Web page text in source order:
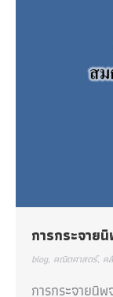
การกระจาย
blog, คณิตศาสตร์, ค
การกระจายนิ